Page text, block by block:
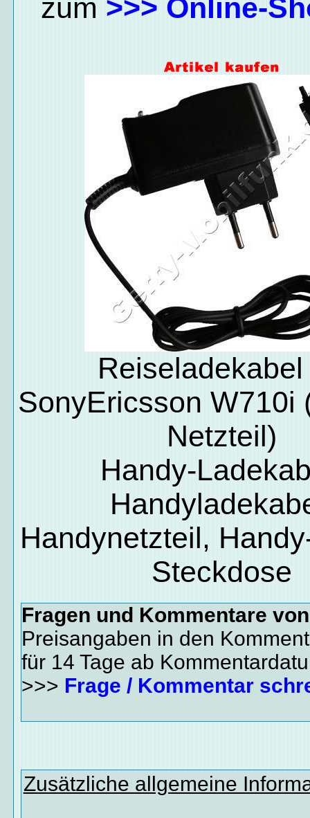
zum >>> Online-
Reiseladekabel
SonyEricsson W710i
Netzteil)
Handy-
Handynetzteil,
Steckdose
Fragen und Kommentare
Preisangaben in den
für 14 Tage ab
>>> Frage / Kommentar
Zusätzliche allgemeine